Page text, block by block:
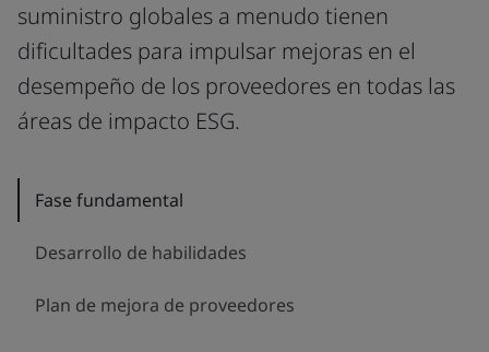
suministro globales a menudo tienen
dificultades para impulsar mejoras en el
desempeño de los proveedores en todas las
áreas de impacto ESG.
Fase fundamental
Desarrollo de habilidades
Plan de mejora de proveedores